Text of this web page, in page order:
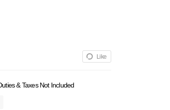
Like
& Taxes Not Included